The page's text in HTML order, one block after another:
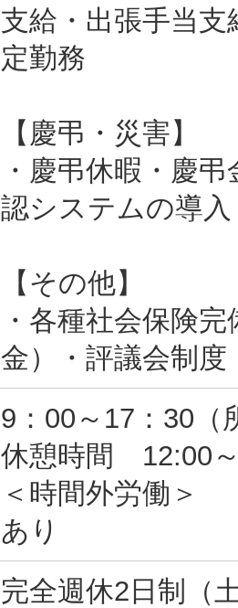
支給・出張手当
定勤務
【慶弔・災害】
・慶弔休暇・慶
認システムの導入
【その他】
・各種社会保険
金）・評議会制度
9：00～17：30（
休憩時間 12:00
＜時間外労働＞
あり
完全週休2日制（